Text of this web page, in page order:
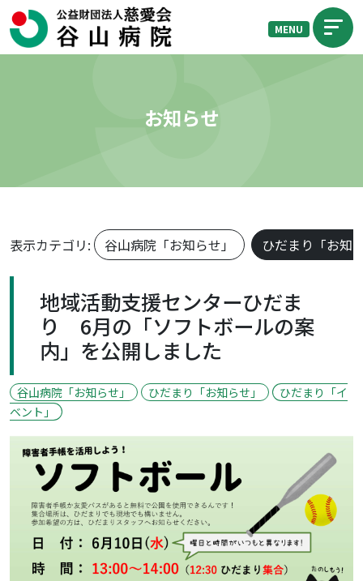
MENU
お知らせ
表示カテゴリ: 谷山病院「お知らせ」 ひだまり「お知
地域活動支援センターひだま
り 6月の「ソフトボールの案
内」を公開しました
谷山病院「お知らせ」 ひだまり「お知らせ」
ひだまり「イ
ベント」